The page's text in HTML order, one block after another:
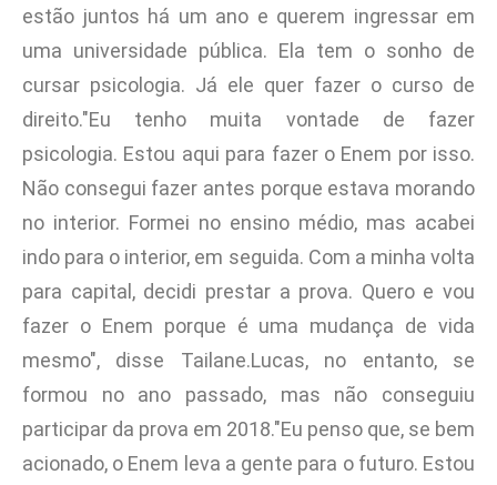
estão juntos há um ano e querem ingressar em
uma universidade pública. Ela tem o sonho de
cursar psicologia. Já ele quer fazer o curso de
direito."Eu tenho muita vontade de fazer
psicologia. Estou aqui para fazer o Enem por isso.
Não consegui fazer antes porque estava morando
no interior. Formei no ensino médio, mas acabei
indo para o interior, em seguida. Com a minha volta
para capital, decidi prestar a prova. Quero e vou
fazer o Enem porque é uma mudança de vida
mesmo", disse Tailane.Lucas, no entanto, se
formou no ano passado, mas não conseguiu
participar da prova em 2018."Eu penso que, se bem
acionado, o Enem leva a gente para o futuro. Estou